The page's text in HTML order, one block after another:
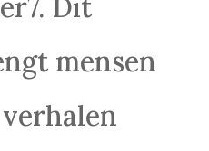
Dit
mensen